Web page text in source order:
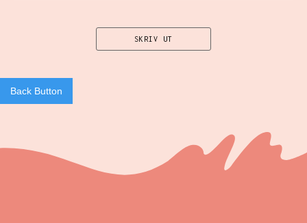
SKRIV UT
Back Button